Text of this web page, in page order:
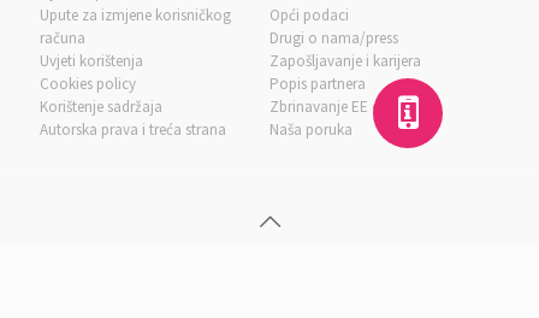
Upute za izmjene korisničkog
računa
Uvjeti korištenja
Cookies policy
Korištenje sadržaja
Autorska prava i treća strana
Opći podaci
Drugi o nama/press
Zapošljavanje i karijera
Popis partnera
Zbrinavanje EE otpada
Naša poruka